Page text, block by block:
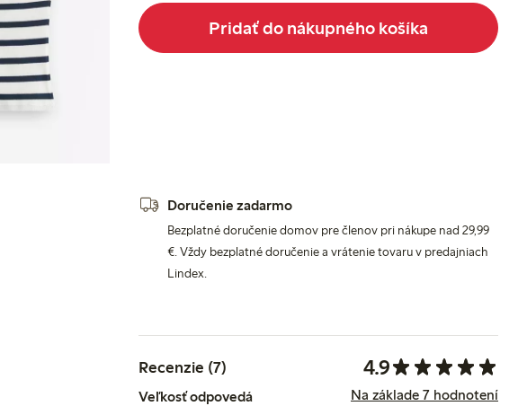
Pridať do nákupného košíka
Doručenie zadarmo
Bezplatné doručenie domov pre členov pri nákupe nad 29,99
€. Vždy bezplatné doručenie a vrátenie tovaru v predajniach
Lindex.
Recenzie (7) 4.9
Veľkosť odpovedá Na základe 7 hodnotení